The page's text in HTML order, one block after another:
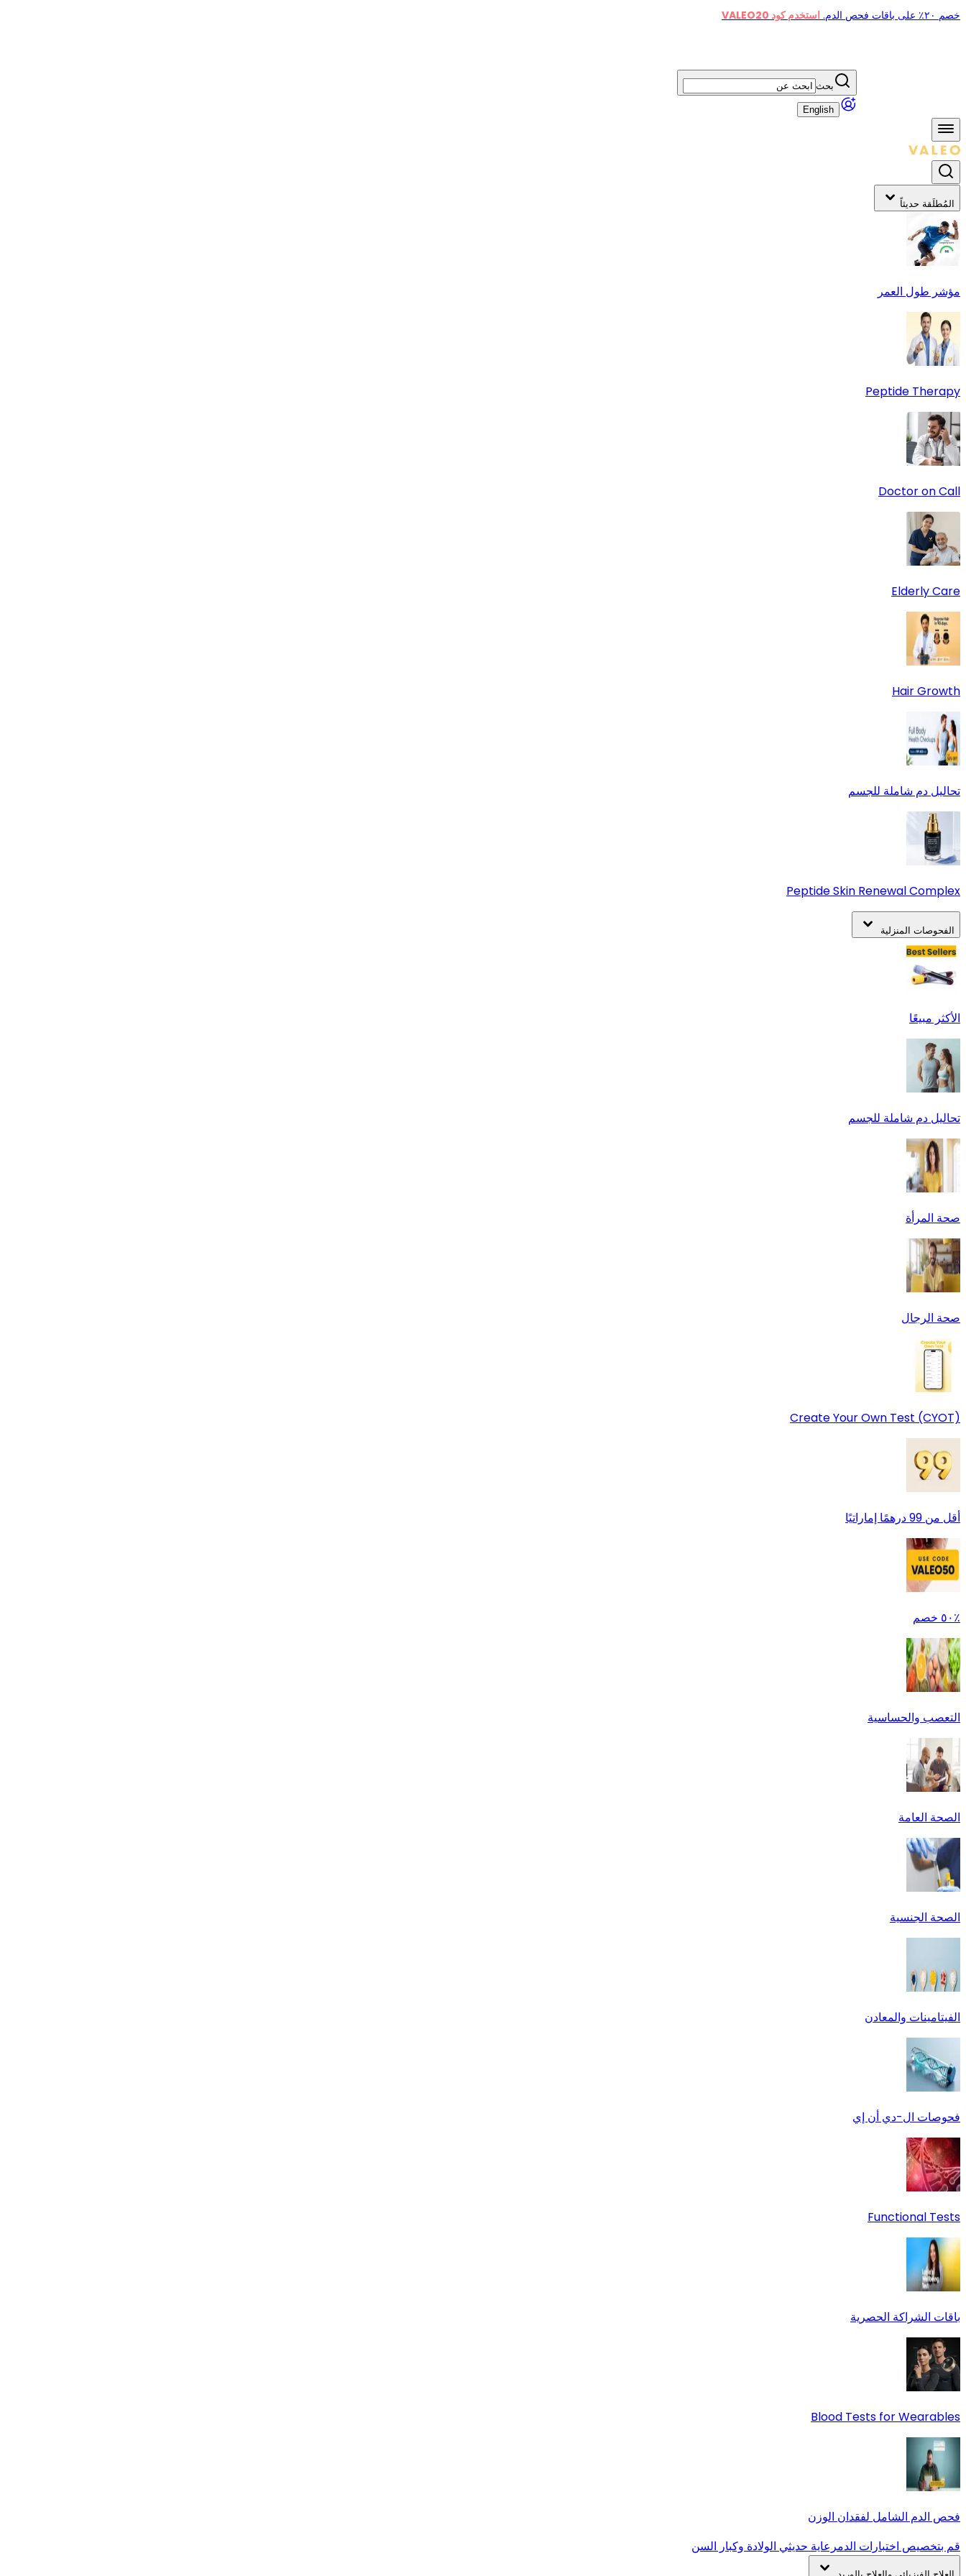
خصم ٢٠٪ على باقات فحص الدم. استخدم كود VALEO20
بحث
English
المُطلَقة حديثاً
مؤشر طول العمر
Peptide Therapy
Doctor on Call
Elderly Care
Hair Growth
تحاليل دم شاملة للجسم
Peptide Skin Renewal Complex
الفحوصات المنزلية
الأكثر مبيعًا
تحاليل دم شاملة للجسم
صحة المرأة
صحة الرجال
Create Your Own Test (CYOT)
أقل من 99 درهمًا إماراتيًا
٪٥٠ خصم
التعصب والحساسية
الصحة العامة
الصحة الجنسية
الفيتامينات والمعادن
فحوصات ال-دي أن إي
Functional Tests
باقات الشراكة الحصرية
Blood Tests for Wearables
فحص الدم الشامل لفقدان الوزن
قم بتخصيص اختبارات الدمرعاية حديثي الولادة وكبار السن